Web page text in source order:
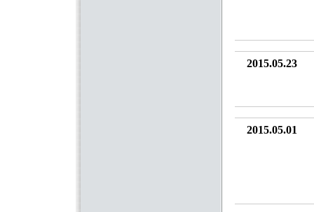
2015.05.23
2015.05.01